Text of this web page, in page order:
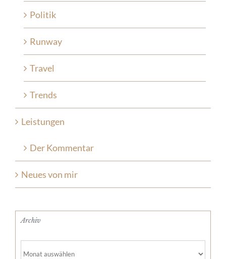
Politik
Runway
Travel
Trends
Leistungen
Der Kommentar
Neues von mir
Archiv